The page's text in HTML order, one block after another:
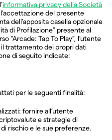
informativa privacy della Società
del presente
dell’apposita casella opzionale
di Profilazione” presente al
“Arcade: Tap To Play”, l’utente
trattamento dei propri dati
di seguito indicate:
per le seguenti finalità:
fornire all’utente
e strategie di
rischio e le sue preferenze.